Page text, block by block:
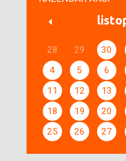
28 29 30
4
5 6
11
12 13
18
19 20
25
26 27